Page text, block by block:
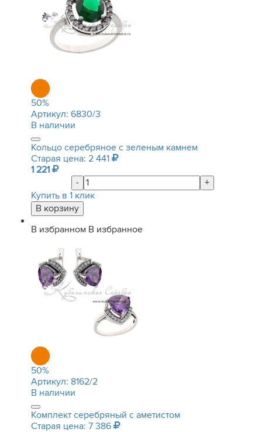
50%
Артикул: 6830/3
В наличии
Кольцо серебряное с зеленым камнем
Старая цена: 2 441
1 221
-
+
Купить в 1 клик
В избранном В избранное
50%
Артикул: 8162/2
В наличии
Комплект серебряный с аметистом
Старая цена: 7 386